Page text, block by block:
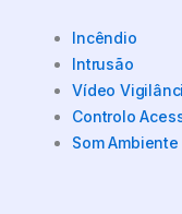
Incêndio
Intrusão
Vídeo
Controlo
Som Ambiente